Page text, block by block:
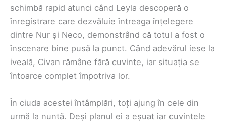
schimbă rapid atunci când Leyla descoperă o
înregistrare care dezvăluie întreaga înțelegere
dintre Nur și Neco, demonstrând că totul a fost o
înscenare bine pusă la punct. Când adevărul iese la
iveală, Civan rămâne fără cuvinte, iar situația se
întoarce complet împotriva lor.
În ciuda acestei întâmplări, toți ajung în cele din
urmă la nuntă. Deși planul ei a eșuat iar cuvintele